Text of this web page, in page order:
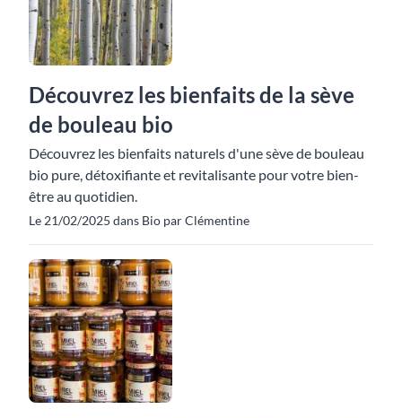
Découvrez les bienfaits de la sève
de bouleau bio
Découvrez les bienfaits naturels d'une sève de bouleau
bio pure, détoxifiante et revitalisante pour votre bien-
être au quotidien.
Le 21/02/2025 dans Bio par Clémentine